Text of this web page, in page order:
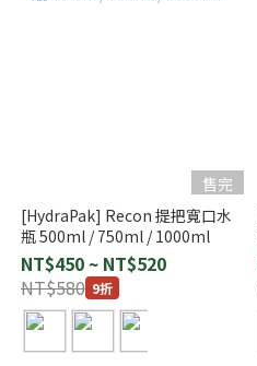
售完
[HydraPak] Recon 提把寬口水
瓶 500ml / 750ml / 1000ml
NT$450 ~ NT$520
NT$580 9折